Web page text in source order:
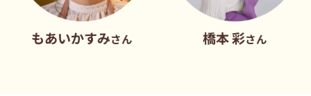
かすみさん さん